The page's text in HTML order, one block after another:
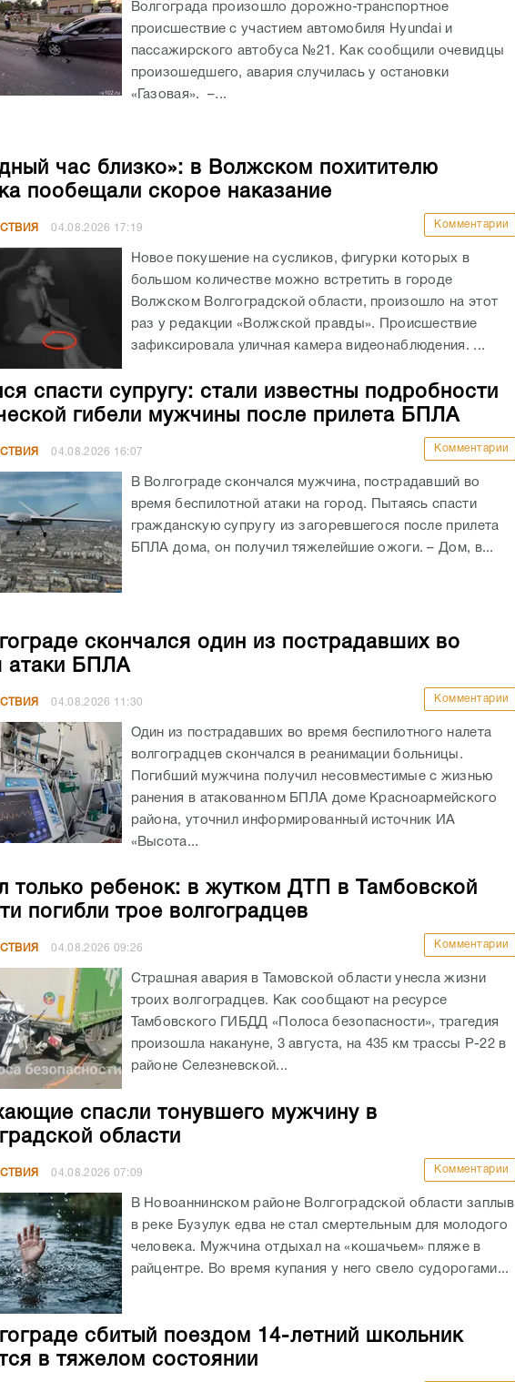
Волгограда произошло дорожно-транспортное
происшествие с участием автомобиля Hyundai и
пассажирского автобуса №21. Как сообщили очевидцы
произошедшего, авария случилась у остановки
«Газовая». –...
час близко»: в Волжском похитителю
пообещали скорое наказание
04.08.2026 17:19 Комментарии
Новое покушение на сусликов, фигурки которых в
большом количестве можно встретить в городе
Волжском Волгоградской области, произошло на этот
раз у редакции «Волжской правды». Происшествие
зафиксировала уличная камера видеонаблюдения. ...
спасти супругу: стали известны подробности
гибели мужчины после прилета БПЛА
04.08.2026 16:07 Комментарии
В Волгограде скончался мужчина, пострадавший во
время беспилотной атаки на город. Пытаясь спасти
гражданскую супругу из загоревшегося после прилета
БПЛА дома, он получил тяжелейшие ожоги. – Дом, в...
скончался один из пострадавших во
атаки БПЛА
04.08.2026 11:30 Комментарии
Один из пострадавших во время беспилотного налета
волгоградцев скончался в реанимации больницы.
Погибший мужчина получил несовместимые с жизнью
ранения в атакованном БПЛА доме Красноармейского
района, уточнил информированный источник ИА
«Высота...
только ребенок: в жутком ДТП в Тамбовской
погибли трое волгоградцев
04.08.2026 09:26 Комментарии
Страшная авария в Тамовской области унесла жизни
троих волгоградцев. Как сообщают на ресурсе
Тамбовского ГИБДД «Полоса безопасности», трагедия
произошла накануне, 3 августа, на 435 км трассы Р-22 в
районе Селезневской...
спасли тонувшего мужчину в
области
04.08.2026 07:09 Комментарии
В Новоаннинском районе Волгоградской области заплыв
в реке Бузулук едва не стал смертельным для молодого
человека. Мужчина отдыхал на «кошачьем» пляже в
райцентре. Во время купания у него свело судорогами...
сбитый поездом 14-летний школьник
в тяжелом состоянии